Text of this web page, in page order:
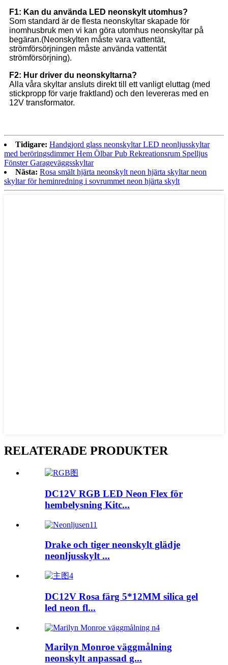
F1: Kan du använda LED neonskylt utomhus?
Som standard är de flesta neonskyltar skapade för
inomhusbruk men vi kan göra utomhus neonskyltar på
begäran.(Neonskylten måste vara vattentät,
strömförsörjningen måste använda vattentät
strömförsörjning).
F2: Hur driver du neonskyltarna?
Alla våra skyltar ansluts direkt till ett vanligt eluttag (med
stickpropp för varje fraktland) och den levereras med en
12V transformator.
Tidigare: Handgjord glass neonskyltar LED neonljusskyltar
med beröringsdimmer Hem Ölbar Pub Rekreationsrum Spelljus
Fönster Garageväggsskyltar
Nästa: Rosa smält hjärta neonskylt neon hjärta skyltar neon
skyltar för heminredning i sovrummet neon hjärta skylt
RELATERADE PRODUKTER
DC12V RGB LED Neon Flex för
hembelysning Kitc...
Drake och tiger neonskylt glädje
neonljusskylt ...
DC12V Rosa färg 5*12MM silica gel
led neon fl...
Marilyn Monroe väggmålning
neonskylt anpassad g...